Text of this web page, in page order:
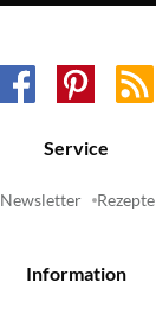
Service
Newsletter Rezepte
Information